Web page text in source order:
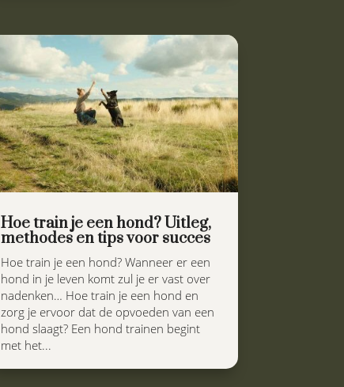
Hoe train je een hond? Uitleg,
methodes en tips voor succes
Hoe train je een hond? Wanneer er een
hond in je leven komt zul je er vast over
nadenken… Hoe train je een hond en
zorg je ervoor dat de opvoeden van een
hond slaagt? Een hond trainen begint
met het...